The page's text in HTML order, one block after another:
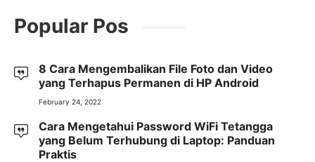
Popular Pos
8 Cara Mengembalikan File Foto dan Video
yang Terhapus Permanen di HP Android
February 24, 2022
Cara Mengetahui Password WiFi Tetangga
yang Belum Terhubung di Laptop: Panduan
Praktis